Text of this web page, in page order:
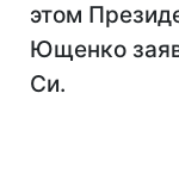
этом
Ющенко
Си.